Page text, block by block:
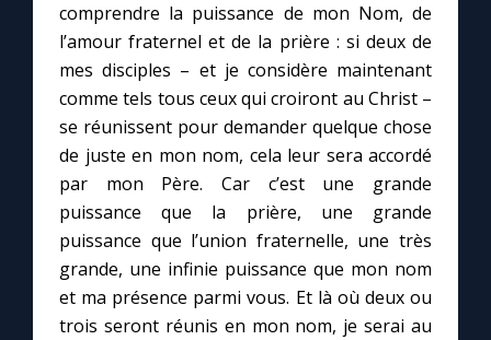
comprendre la puissance de mon Nom, de
l’amour fraternel et de la prière : si deux de
mes disciples – et je considère maintenant
comme tels tous ceux qui croiront au Christ –
se réunissent pour demander quelque chose
de juste en mon nom, cela leur sera accordé
par mon Père. Car c’est une grande
puissance que la prière, une grande
puissance que l’union fraternelle, une très
grande, une infinie puissance que mon nom
et ma présence parmi vous. Et là où deux ou
trois seront réunis en mon nom, je serai au